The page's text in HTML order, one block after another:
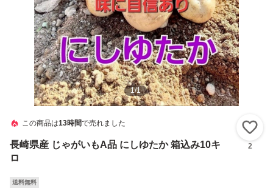
1/1
この商品は13時間で売れました
長崎県産 じゃがいもA品 にしゆたか 箱込み10キ
ロ
2
送料無料